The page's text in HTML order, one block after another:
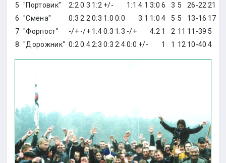
5 "Портовик" 2:2 0:3 1:2 +/- 1:1 4:1 3:0 6 3 5 26-22 21
6 "Смена" 0:3 2:2 0:3 1:0 0:0 3:1 1:0 4 5 5 13-16 17
7 "Форпост" -/+ -/+ 1:40:3 1:3 -/+ 4:2 1 2 11 11-39 5
8 "Дорожник" 0:2 0:42:3 0:3 2:40:0 +/- 1 1 12 10-40 4